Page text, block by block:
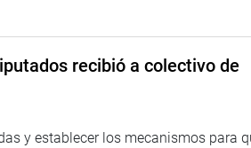
en procesos de admisión en
General de la Persona con
congresista Francis Paredes
este grupo humano y reafirma el
en educación sino también en
recibió a colectivo de
y establecer los mecanismos para